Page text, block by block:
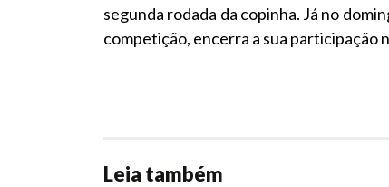
segunda rodada da copinha. Já no
competição, encerra a sua participação
Leia também